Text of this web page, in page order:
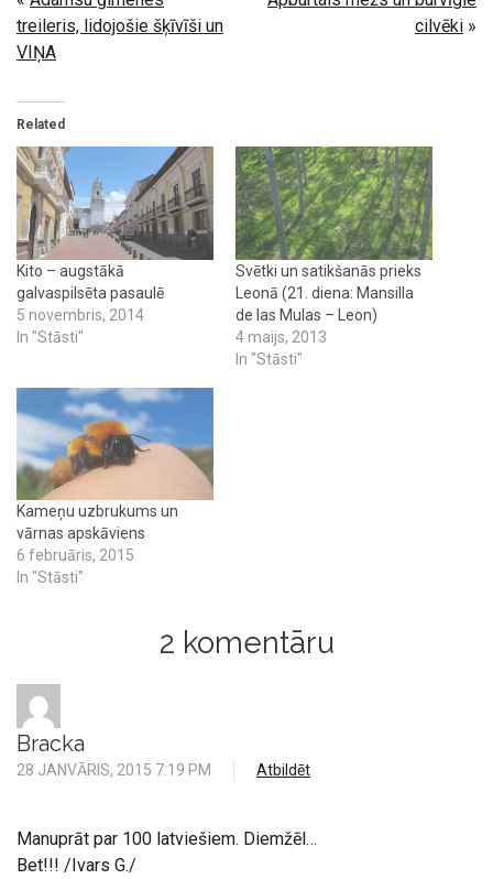
treileris, lidojošie šķīvīši un
VIŅA
cilvēki »
Related
Kito – augstākā
galvaspilsēta pasaulē
5 novembris, 2014
In "Stāsti"
Svētki un satikšanās prieks
Leonā (21. diena: Mansilla
de las Mulas – Leon)
4 maijs, 2013
In "Stāsti"
Kameņu uzbrukums un
vārnas apskāviens
6 februāris, 2015
In "Stāsti"
2 komentāru
Bracka
28 JANVĀRIS, 2015 7:19 PM Atbildēt
Manuprāt par 100 latviešiem. Diemžēl…
Bet!!! /Ivars G./